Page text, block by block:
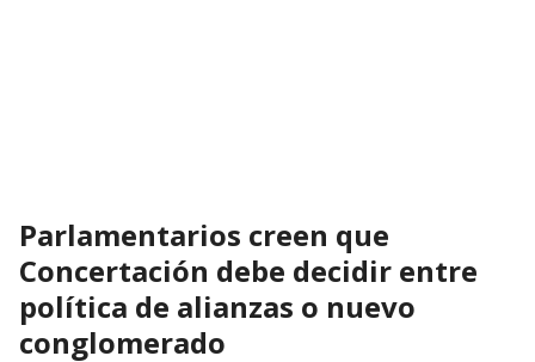
Parlamentarios creen que
Concertación debe decidir entre
política de alianzas o nuevo
conglomerado